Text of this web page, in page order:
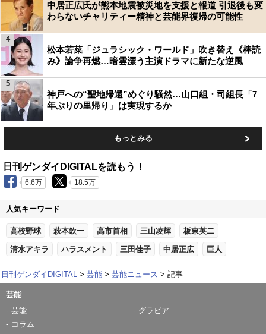
中居正広氏が熊本地震被災地を支援と報道 引退後も変
わらないチャリティー精神と芸能界復帰の可能性
松本若菜「ジュラシック・ワールド」吹き替え《棒読
み》論争再燃…暗雲漂う主演ドラマに新たな逆風
4
神戸への“聖地帰還”めぐり騒然…山口組・司組長「7
年ぶりの里帰り」は実現するか
5
もっとみる
日刊ゲンダイDIGITALを読もう！
6.6万 18.5万
人気キーワード
高校野球 萩本欽一 高市首相 三山凌輝 板東英二
清水アキラ ハラスメント 三田佳子 中居正広 巨人
日刊ゲンダイDIGITAL 芸能 芸能ニュース 記事
芸能
芸能
グラビア
コラム